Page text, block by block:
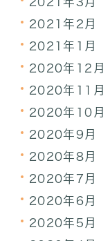
2021年2月
2021年1月
2020年12月
2020年11月
2020年10月
2020年9月
2020年8月
2020年7月
2020年6月
2020年5月